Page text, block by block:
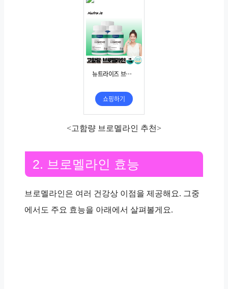
<고함량 브로멜라인 추천>
2. 브로멜라인 효능
브로멜라인은 여러 건강상 이점을 제공해요. 그중
에서도 주요 효능을 아래에서 살펴볼게요.